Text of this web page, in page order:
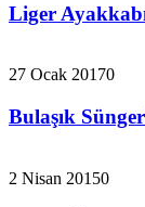
Liger
27 Ocak 20170
Bulaşık
2 Nisan 20150